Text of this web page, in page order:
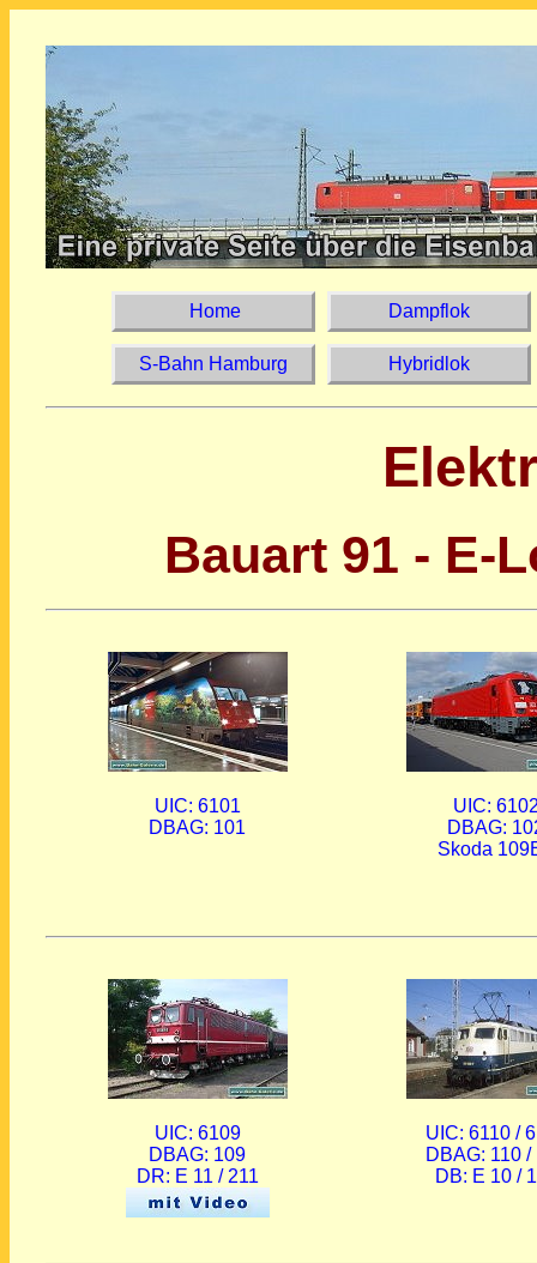
Home Dampflok
S-Bahn Hamburg Hybridlok
Bauart 91 - E-
UIC: 6101
DBAG: 101
UIC:
DBAG:
Skoda
UIC: 6109
DBAG: 109
DR: E 11 / 211
UIC: 6110 /
DBAG: 110 /
DB: E 10 /